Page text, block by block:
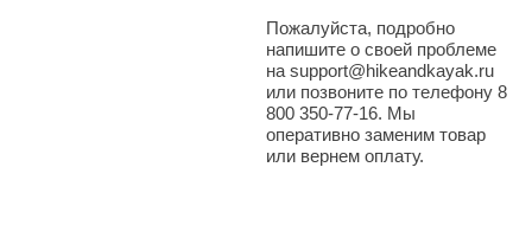
Пожалуйста, подробно
напишите о своей проблеме
на support@hikeandkayak.ru
или позвоните по телефону 8
800 350-77-16. Мы
оперативно заменим товар
или вернем оплату.